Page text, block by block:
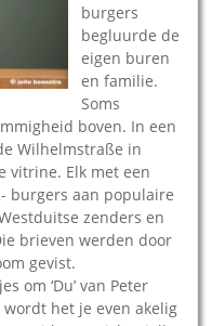
burgers
begluurde de
eigen buren
en familie.
Soms
boven. In een
Wilhelmstraße in
vitrine. Elk met een
burgers aan populaire
zenders en
brieven werden door
gevist.
om ‘Du’ van Peter
het je even akelig